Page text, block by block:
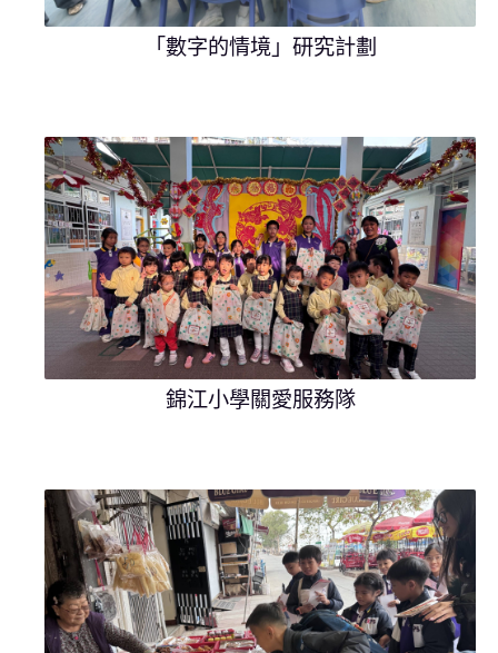
「數字的情境」研究計劃
錦江小學關愛服務隊